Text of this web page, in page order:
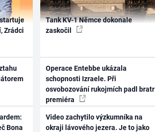
Zrádci
Bona
Tank KV-1 Němce dokonale
zaskočil
Operace Entebbe ukázala
schopnosti Izraele. Při
osvobozování rukojmích padl bratr
premiéra
Video zachytilo výzkumníka na
okraji lávového jezera. Je to jako